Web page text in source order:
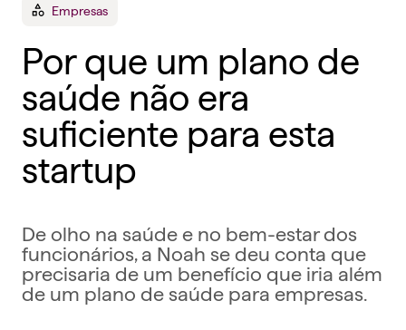
Empresas
Por que um plano de
saúde não era
suficiente para esta
startup
De olho na saúde e no bem-estar dos
funcionários, a Noah se deu conta que
precisaria de um benefício que iria além
de um plano de saúde para empresas.